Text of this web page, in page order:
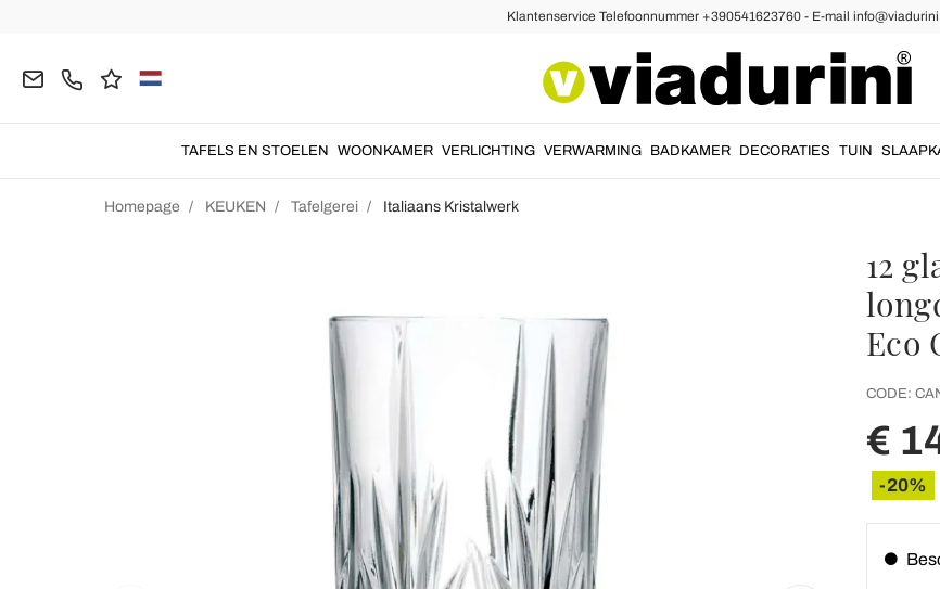
Klantenservice Telefoonnummer +390541623760 - E-mail
TAFELS EN STOELEN WOONKAMER VERLICHTING VERWARMING BADKAMER DECORATIES TUIN
Homepage KEUKEN Tafelgerei Italiaans Kristalwerk
12
Eco
CODE:
€
-20%